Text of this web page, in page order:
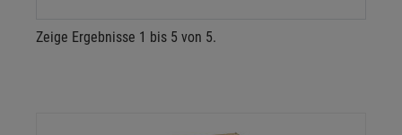
Zeige Ergebnisse 1 bis 5 von 5.